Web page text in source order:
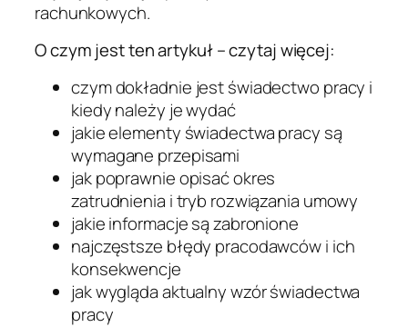
rachunkowych.
O czym jest ten artykuł – czytaj więcej:
czym dokładnie jest świadectwo pracy i
kiedy należy je wydać
jakie elementy świadectwa pracy są
wymagane przepisami
jak poprawnie opisać okres
zatrudnienia i tryb rozwiązania umowy
jakie informacje są zabronione
najczęstsze błędy pracodawców i ich
konsekwencje
jak wygląda aktualny wzór świadectwa
pracy